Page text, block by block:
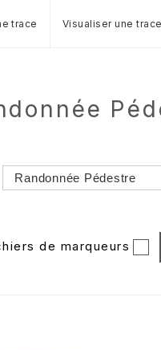
trace Visualiser une trace
Dossier
de marqueurs